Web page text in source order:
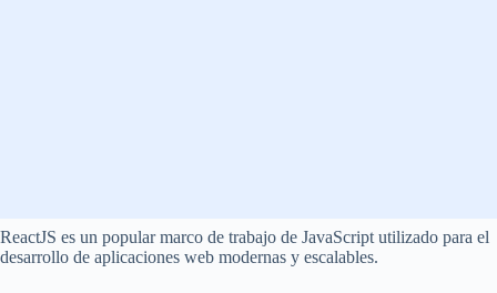
ReactJS es un popular marco de trabajo de JavaScript utilizado para el
desarrollo de aplicaciones web modernas y escalables.